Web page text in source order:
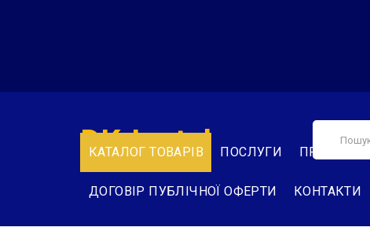
КАТАЛОГ ТОВАРІВ ПОСЛУГИ ПРО НАС
ДОГОВІР ПУБЛІЧНОЇ ОФЕРТИ КОНТАКТИ
DK-Instal